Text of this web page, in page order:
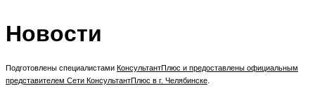
Новости
Подготовлены специалистами КонсультантПлюс и предоставлены официальным
представителем Сети КонсультантПлюс в г. Челябинске